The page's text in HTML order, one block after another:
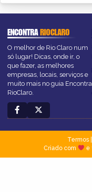
ENCONTRARIOCLARO
O melhor de Rio Claro num
só lugar! Dicas, onde ir, o
que fazer, as melhores
empresas, locais, serviços e
muito mais no guia Encontra
RioClaro.
Termos|
Criado com
e